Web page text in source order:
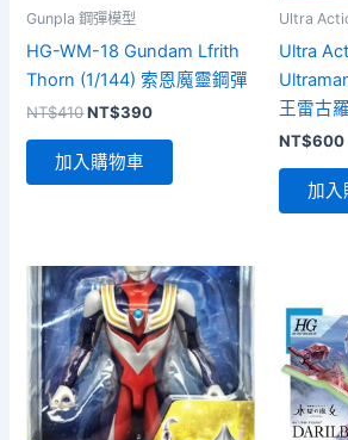
Gunpla 鋼彈模型
HG-WM-18 Gundam Lfrith
Thorn (1/144) 索恩魔靈鋼彈
NT$410原
價
格：
NT$390目
加入購物車
Ultra
Ultra
王雷古
NT$600
加入